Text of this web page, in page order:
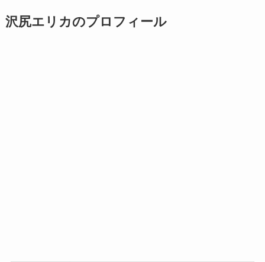
沢尻エリカのプロフィール